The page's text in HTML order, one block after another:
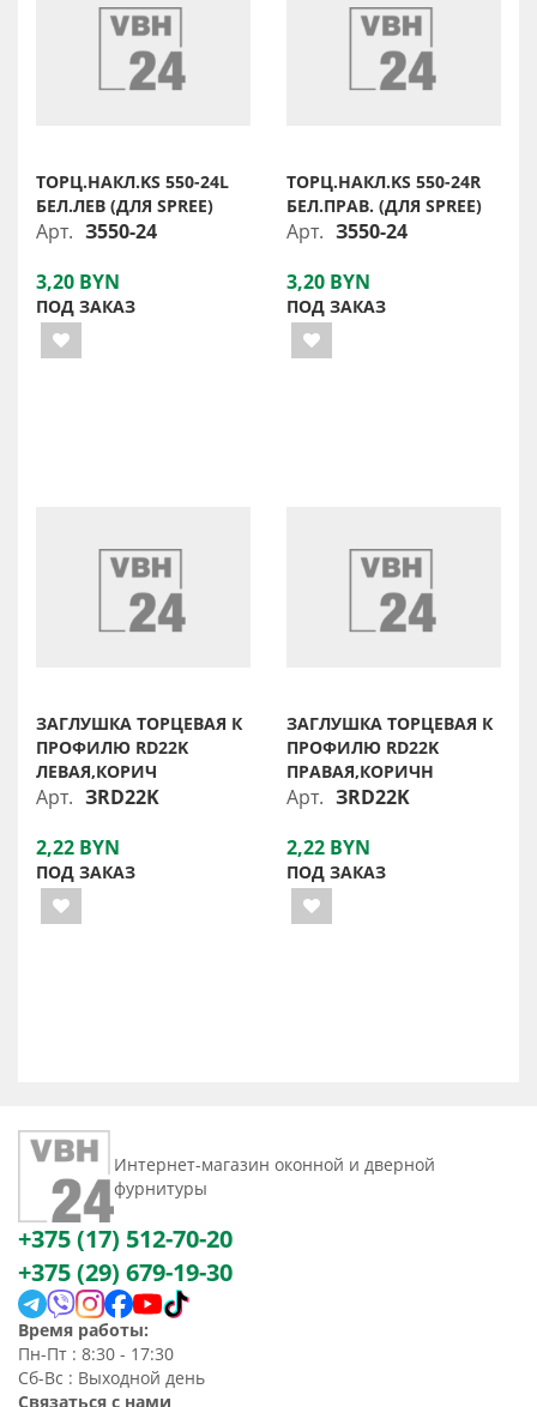
ТОРЦ.НАКЛ.KS 550-24L
БЕЛ.ЛЕВ (ДЛЯ SPREE)
Арт. З550-24
3,20 BYN
ПОД ЗАКАЗ
ТОРЦ.НАКЛ.KS 550-24R
БЕЛ.ПРАВ. (ДЛЯ SPREE)
Арт. З550-24
3,20 BYN
ПОД ЗАКАЗ
ЗАГЛУШКА ТОРЦЕВАЯ К
ПРОФИЛЮ RD22K
ЛЕВАЯ,КОРИЧ
Арт. ЗRD22K
2,22 BYN
ПОД ЗАКАЗ
ЗАГЛУШКА ТОРЦЕВАЯ К
ПРОФИЛЮ RD22K
ПРАВАЯ,КОРИЧН
Арт. ЗRD22K
2,22 BYN
ПОД ЗАКАЗ
Интернет-магазин оконной и дверной
фурнитуры
+375 (17) 512-70-20
+375 (29) 679-19-30
Время работы:
Пн-Пт : 8:30 - 17:30
Сб-Вс : Выходной день
Связаться с нами